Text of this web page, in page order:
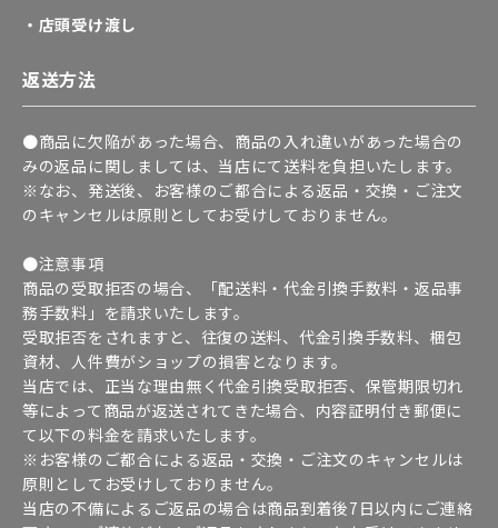
・店頭受け渡し
返送方法
●商品に欠陥があった場合、商品の入れ違いがあった場合の
みの返品に関しましては、当店にて送料を負担いたします。
※なお、発送後、お客様のご都合による返品・交換・ご注文
のキャンセルは原則としてお受けしておりません。
●注意事項
商品の受取拒否の場合、「配送料・代金引換手数料・返品事
務手数料」を請求いたします。
受取拒否をされますと、往復の送料、代金引換手数料、梱包
資材、人件費がショップの損害となります。
当店では、正当な理由無く代金引換受取拒否、保管期限切れ
等によって商品が返送されてきた場合、内容証明付き郵便に
て以下の料金を請求いたします。
※お客様のご都合による返品・交換・ご注文のキャンセルは
原則としてお受けしておりません。
当店の不備によるご返品の場合は商品到着後7日以内にご連絡